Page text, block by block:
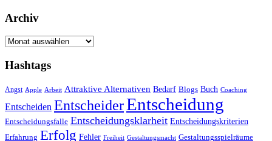
Archiv
Archiv
Hashtags
Angst Apple Arbeit Attraktive Alternativen Bedarf Blogs Buch Coaching
Entscheiden EntscheiderEntscheidung
Entscheidungsfalle Entscheidungsklarheit Entscheidungskriterien
Erfahrung Erfolg Fehler Freiheit Gestaltungsmacht Gestaltungsspielräume